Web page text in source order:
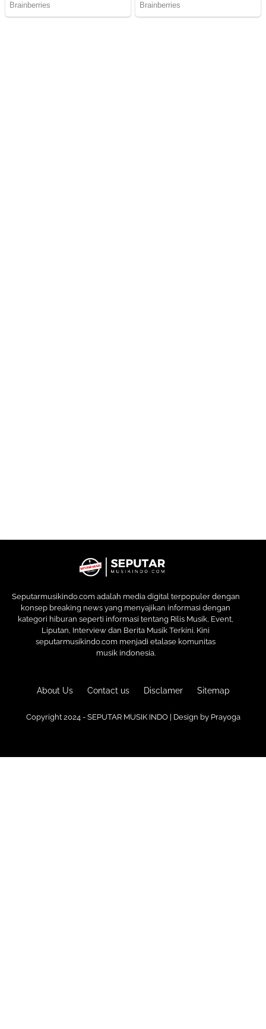
Seputarmusikindo.com adalah media digital terpopuler dengan
konsep breaking news yang menyajikan informasi dengan
kategori hiburan seperti informasi tentang Rilis Musik, Event,
Liputan, Interview dan Berita Musik Terkini. Kini
seputarmusikindo.com menjadi etalase komunitas
musik indonesia.
Copyright 2024 - SEPUTAR MUSIK INDO | Design by Prayoga
About Us Contact us Disclamer Sitemap